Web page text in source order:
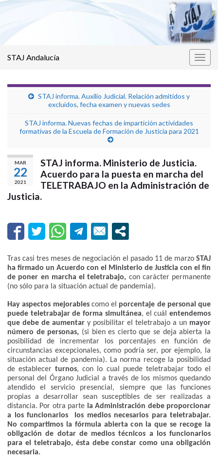
STAJ Andalucía
STAJ informa. Auxilio Judicial. Relación admitidos y
excluidos, fecha examen y nuevas sedes
STAJ informa. Nuevas fechas de impartición actividades
formativas de la Escuela de Formación de Justicia para 2021
MAR
22
2021
STAJ informa. Ministerio de Justicia.
Acuerdo para la puesta en marcha del
TELETRABAJO en la Administración de
Justicia.
Tras casi tres meses de negociación el pasado 11 de marzoSTAJ
ha firmado un Acuerdo con el Ministerio de Justicia con el fin
de poner en marcha el teletrabajo, con carácter permanente
(no sólo para la situación actual de pandemia).
Hay aspectos mejorables como el porcentaje de personal que
puede teletrabajar de forma simultánea, el cuálentendemos
que debe de aumentar y posibilitar el teletrabajo a un mayor
número de personas, (si bien es cierto que se deja abierta la
posibilidad de incrementar los porcentajes en función de
circunstancias excepcionales, como podría ser, por ejemplo, la
situación actual de pandemia). La norma recoge la posibilidad
de establecer turnos, con lo cual puede teletrabajar todo el
personal del Órgano Judicial a través de los mismos quedando
atendido el servicio presencial, siempre que las funciones
propias a desarrollar sean susceptibles de ser realizadas a
distancia. Por otra parte la Administración debe proporcionar
a los funcionarios los medios necesarios para teletrabajar.
No compartimos la fórmula abierta con la que se recoge la
obligación de dotar de medios técnicos a los funcionarios
para el teletrabajo, ésta debe constar como una obligación
necesaria.